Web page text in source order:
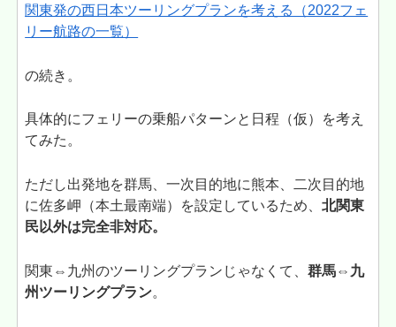
関東発の西日本ツーリングプランを考える（2022フェ
リー航路の一覧）
の続き。
具体的にフェリーの乗船パターンと日程（仮）を考え
てみた。
ただし出発地を群馬、一次目的地に熊本、二次目的地
に佐多岬（本土最南端）を設定しているため、北関東
民以外は完全非対応。
関東⇔九州のツーリングプランじゃなくて、群馬⇔九
州ツーリングプラン。